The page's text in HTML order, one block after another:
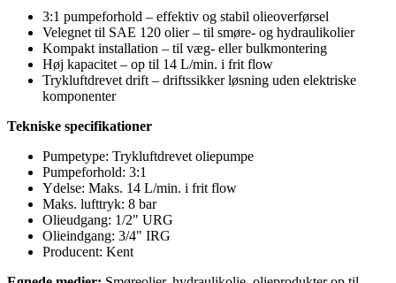
3:1 pumpeforhold – effektiv og stabil olieoverførsel
Velegnet til SAE 120 olier – til smøre- og hydraulikolier
Kompakt installation – til væg- eller bulkmontering
Høj kapacitet – op til 14 L/min. i frit flow
Trykluftdrevet drift – driftssikker løsning uden elektriske
komponenter
Tekniske specifikationer
Pumpetype: Trykluftdrevet oliepumpe
Pumpeforhold: 3:1
Ydelse: Maks. 14 L/min. i frit flow
Maks. lufttryk: 8 bar
Olieudgang: 1/2" URG
Olieindgang: 3/4" IRG
Producent: Kent